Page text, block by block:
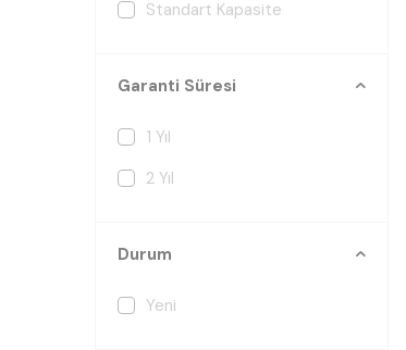
Standart Kapasite
Garanti Süresi
1 Yıl
2 Yıl
Durum
Yeni